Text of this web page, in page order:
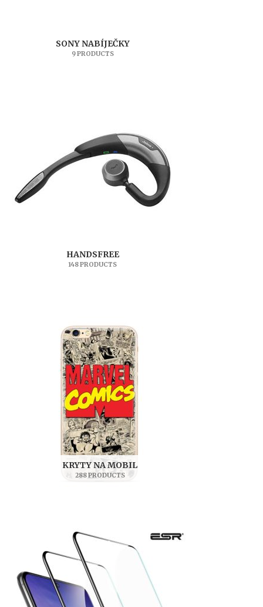
SONY NABÍJEČKY
9 PRODUCTS
HANDSFREE
148 PRODUCTS
KRYTY NA MOBIL
288 PRODUCTS